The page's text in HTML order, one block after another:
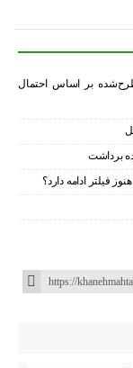
۱۸: رتبه‌بندی ۲۰ ادعای مطرح‌شده بر اساس احتمال
فیلتر ادامه دارد؟